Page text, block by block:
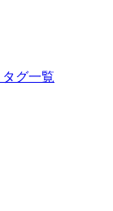
タグ一覧